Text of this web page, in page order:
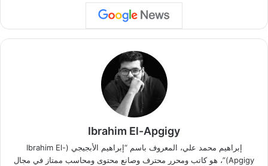
Ibrahim El-Apgigy
إبراهيم محمد علي، المعروف باسم “إبراهيم الأبجيجي (Ibrahim El-
Apgigy)”، هو كاتب ومحرر محترف وصانع محتوى ومحاسب ممتاز في مجال